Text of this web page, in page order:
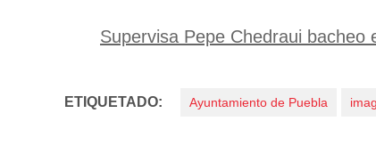
Supervisa Pepe Chedraui bacheo
ETIQUETADO: Ayuntamiento de Puebla